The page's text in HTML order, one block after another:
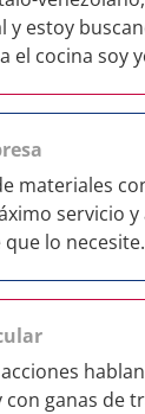
y estoy
el cocina soy
materiales
servicio
lo
con ganas de